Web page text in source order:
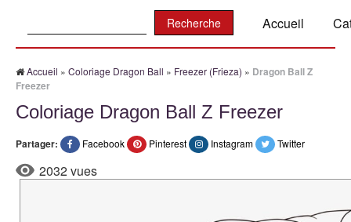
Accueil
Accueil » Coloriage Dragon Ball » Freezer (Frieza) » Dragon Ball Z
Freezer
Coloriage Dragon Ball Z Freezer
Partager: Facebook Pinterest Instagram Twitter
2032 vues